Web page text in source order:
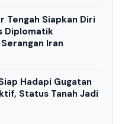
Tengah Siapkan Diri
Diplomatik
Iran
Hadapi Gugatan
Status Tanah Jadi